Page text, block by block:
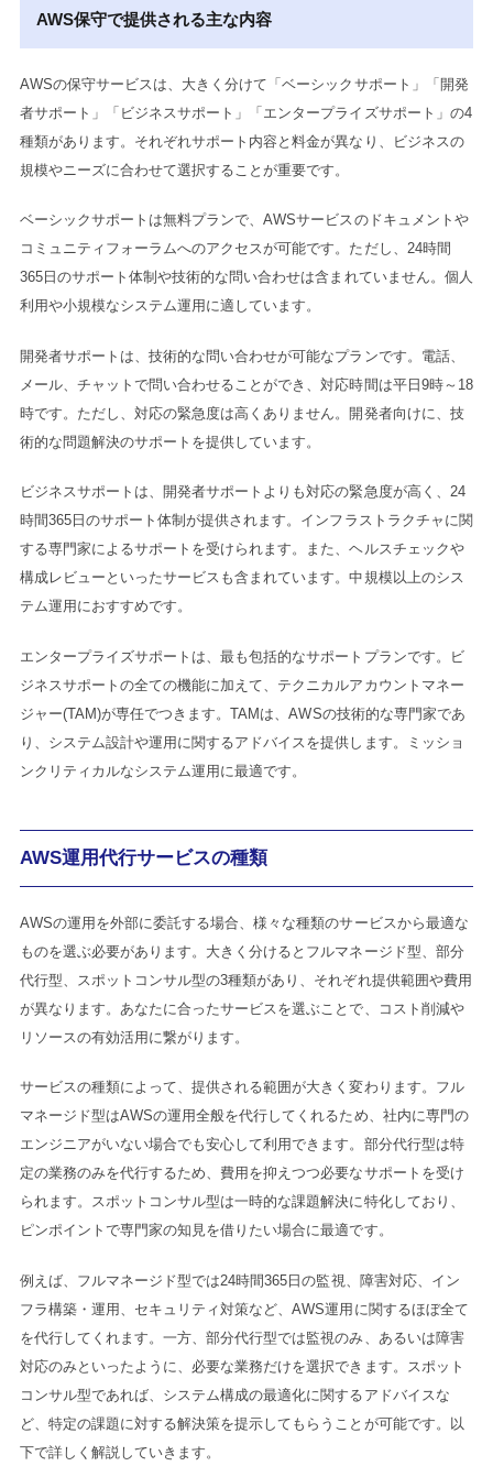
AWS保守で提供される主な内容
AWSの保守サービスは、大きく分けて「ベーシックサポート」「開発
者サポート」「ビジネスサポート」「エンタープライズサポート」の4
種類があります。それぞれサポート内容と料金が異なり、ビジネスの
規模やニーズに合わせて選択することが重要です。
ベーシックサポートは無料プランで、AWSサービスのドキュメントや
コミュニティフォーラムへのアクセスが可能です。ただし、24時間
365日のサポート体制や技術的な問い合わせは含まれていません。個人
利用や小規模なシステム運用に適しています。
開発者サポートは、技術的な問い合わせが可能なプランです。電話、
メール、チャットで問い合わせることができ、対応時間は平日9時～18
時です。ただし、対応の緊急度は高くありません。開発者向けに、技
術的な問題解決のサポートを提供しています。
ビジネスサポートは、開発者サポートよりも対応の緊急度が高く、24
時間365日のサポート体制が提供されます。インフラストラクチャに関
する専門家によるサポートを受けられます。また、ヘルスチェックや
構成レビューといったサービスも含まれています。中規模以上のシス
テム運用におすすめです。
エンタープライズサポートは、最も包括的なサポートプランです。ビ
ジネスサポートの全ての機能に加えて、テクニカルアカウントマネー
ジャー(TAM)が専任でつきます。TAMは、AWSの技術的な専門家であ
り、システム設計や運用に関するアドバイスを提供します。ミッショ
ンクリティカルなシステム運用に最適です。
AWS運用代行サービスの種類
AWSの運用を外部に委託する場合、様々な種類のサービスから最適な
ものを選ぶ必要があります。大きく分けるとフルマネージド型、部分
代行型、スポットコンサル型の3種類があり、それぞれ提供範囲や費用
が異なります。あなたに合ったサービスを選ぶことで、コスト削減や
リソースの有効活用に繋がります。
サービスの種類によって、提供される範囲が大きく変わります。フル
マネージド型はAWSの運用全般を代行してくれるため、社内に専門の
エンジニアがいない場合でも安心して利用できます。部分代行型は特
定の業務のみを代行するため、費用を抑えつつ必要なサポートを受け
られます。スポットコンサル型は一時的な課題解決に特化しており、
ピンポイントで専門家の知見を借りたい場合に最適です。
例えば、フルマネージド型では24時間365日の監視、障害対応、イン
フラ構築・運用、セキュリティ対策など、AWS運用に関するほぼ全て
を代行してくれます。一方、部分代行型では監視のみ、あるいは障害
対応のみといったように、必要な業務だけを選択できます。スポット
コンサル型であれば、システム構成の最適化に関するアドバイスな
ど、特定の課題に対する解決策を提示してもらうことが可能です。以
下で詳しく解説していきます。